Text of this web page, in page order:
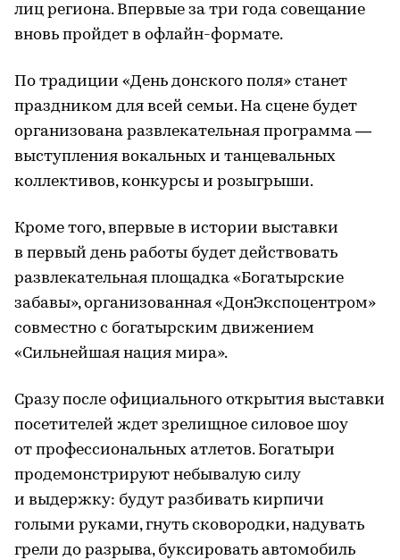
лиц региона. Впервые за три года совещание
вновь пройдет в офлайн-формате.
По традиции «День донского поля» станет
праздником для всей семьи. На сцене будет
организована развлекательная программа —
выступления вокальных и танцевальных
коллективов, конкурсы и розыгрыши.
Кроме того, впервые в истории выставки
в первый день работы будет действовать
развлекательная площадка «Богатырские
забавы», организованная «ДонЭкспоцентром»
совместно с богатырским движением
«Сильнейшая нация мира».
Сразу после официального открытия выставки
посетителей ждет зрелищное силовое шоу
от профессиональных атлетов. Богатыри
продемонстрируют небывалую силу
и выдержку: будут разбивать кирпичи
голыми руками, гнуть сковородки, надувать
грели до разрыва, буксировать автомобиль